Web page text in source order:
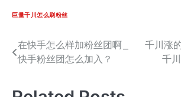
巨量千川怎么刷粉丝
文
章
导
在快手怎么样加粉丝团啊_
快手粉丝团怎么加入？
千川涨
千